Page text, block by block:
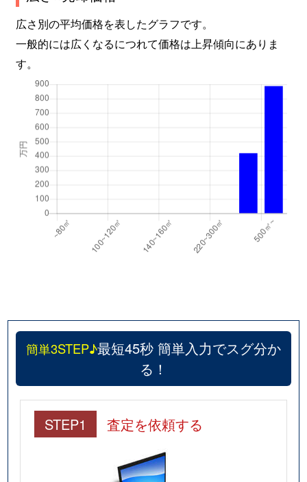
広さ別の平均価格を表したグラフです。
一般的には広くなるにつれて価格は上昇傾向にありま
す。
簡単3STEP♪最短45秒 簡単入力でスグ分か
る！
STEP1 査定を依頼する